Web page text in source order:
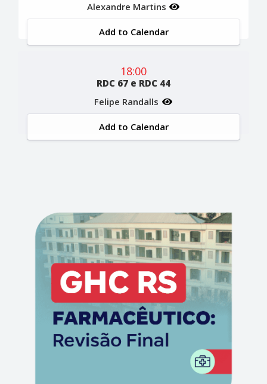
Alexandre Martins
Add to Calendar
18:00
RDC 67 e RDC 44
Felipe Randalls
Add to Calendar